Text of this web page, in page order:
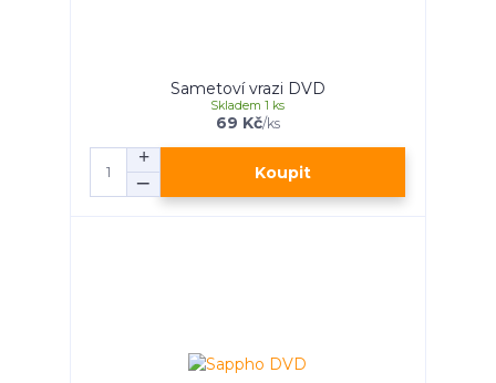
Sametoví vrazi DVD
69 Kč/ks
Skladem 1 ks
Koupit